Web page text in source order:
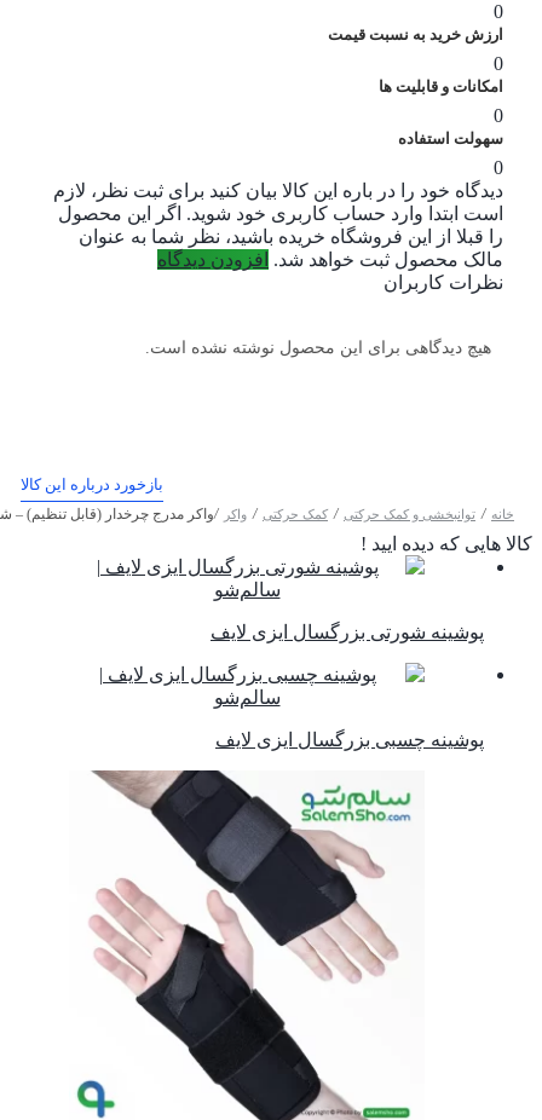
0
ارزش خرید به نسبت قیمت
0
امکانات و قابلیت ها
0
سهولت استفاده
0
دیدگاه خود را در باره این کالا بیان کنید برای ثبت نظر، لازم
است ابتدا وارد حساب کاربری خود شوید. اگر این محصول
را قبلا از این فروشگاه خریده باشید، نظر شما به عنوان
مالک محصول ثبت خواهد شد. افزودن دیدگاه
نظرات کاربران
هیچ دیدگاهی برای این محصول نوشته نشده است.
بازخورد درباره این کالا
خانه / توانبخشی و کمک حرکتی / کمک حرکتی / واکر /واکر مدرج چرخدار (قابل تنظیم) –
کالا هایی که دیده ایید !
پوشینه شورتی بزرگسال ایزی لایف
پوشینه چسبی بزرگسال ایزی لایف